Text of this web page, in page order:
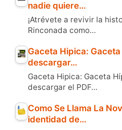
nadie quiere…
¡Atrévete a revivir la
Rinconada como…
Gaceta Hipica:
descargar…
Gaceta Hipica: Gaceta
descargar el PDF…
Como Se Llama La
identidad de…